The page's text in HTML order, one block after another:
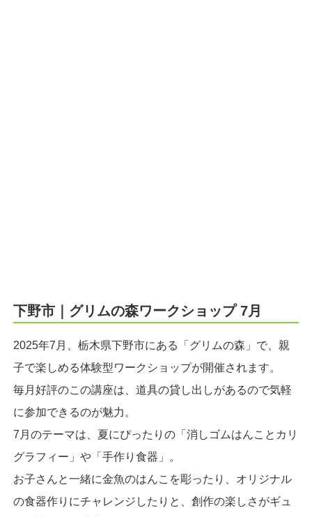
下野市｜グリムの森ワークショップ 7月
2025年7月、栃木県下野市にある「グリムの森」で、親
子で楽しめる体験型ワークショップが開催されます。
毎月好評のこの講座は、道具の貸し出しがあるので気軽
に参加できるのが魅力。
7月のテーマは、夏にぴったりの「消しゴムはんことカリ
グラフィー」や「手作り食器」。
お子さんと一緒に金魚のはんこを彫ったり、オリジナル
の食器作りにチャレンジしたりと、創作の楽しさがギュ